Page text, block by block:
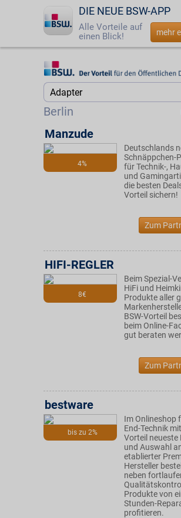
DIE NEUE BSW-APP
Alle Vorteile auf
einen Blick!
mehr
Startseite
Jetzt BSW-Mitglied werden
☎ 0800 - 279 25 82
Berlin
Startseite
4%
Manzude
Deutschlands
Schnäppchen-
für Technik-,
und
die besten
Vorteil sichern!
Zum
8€
HIFI-REGLER
Beim Spezial-
HiFi und
Produkte aller
BSW-Vorteil
beim Online-
gut beraten
Zum
bis zu 2%
bestware
Im Onlineshop
End-Technik
Vorteil neueste
und Auswahl
etablierter
Hersteller
neben
Produkte von
Stunden-
profitieren.